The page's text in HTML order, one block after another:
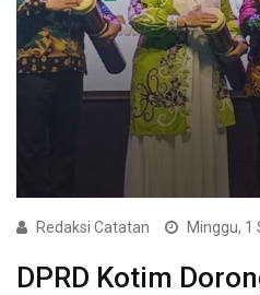
Redaksi Catatan Minggu,
DPRD Kotim